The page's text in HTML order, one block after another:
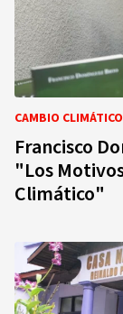
CAMBIO CLIMÁTICO
Francisco
"Los
Climático"